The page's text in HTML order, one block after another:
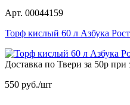
Арт. 00044159
Торф кислый 60 л Азбука
Доставка по Твери за 50р при
550 руб./шт